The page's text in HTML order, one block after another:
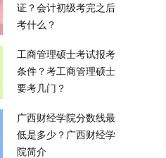
证？会计初级考完之后
考什么？
工商管理硕士考试报考
条件？考工商管理硕士
要考几门？
广西财经学院分数线最
低是多少？广西财经学
院简介